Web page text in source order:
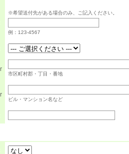
※希望送付先がある場合のみ、ご記入ください。
例：123-4567
市区町村郡・丁目・番地
ビル・マンション名など